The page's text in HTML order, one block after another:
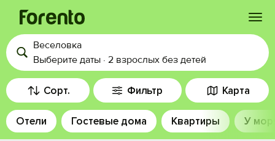
Войти
Избранное
История просмотра
Веселовка
Выберите даты · 2 взрослых без детей
Сорт. Фильтр Карта
Отели Гостевые дома Квартиры У